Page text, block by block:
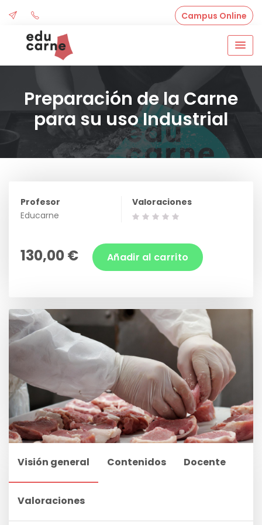
content
Campus Online
Preparación de la Carne
para su uso Industrial
Profesor
Educarne
Valoraciones
130,00 € Añadir al carrito
Visión general Contenidos Docente
Valoraciones